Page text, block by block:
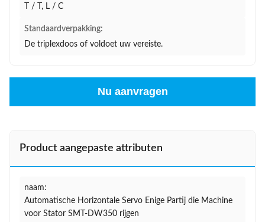
T / T, L / C
Standaardverpakking:
De triplexdoos of voldoet uw vereiste.
Nu aanvragen
Product aangepaste attributen
naam:
Automatische Horizontale Servo Enige Partij die Machine
voor Stator SMT-DW350 rijgen